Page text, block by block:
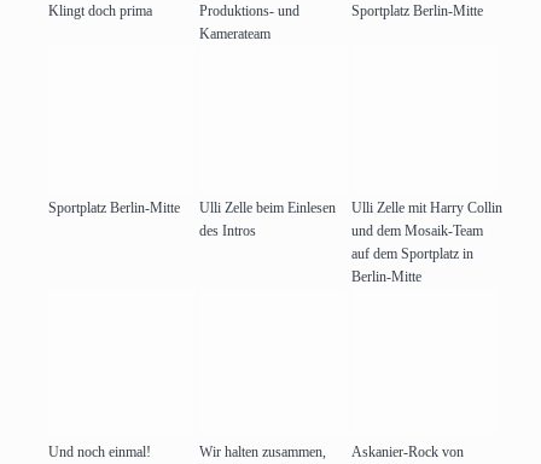
Klingt doch prima
Produktions- und
Kamerateam
Sportplatz Berlin-Mitte
Sportplatz Berlin-Mitte
Ulli Zelle beim Einlesen
des Intros
Ulli Zelle mit Harry Collin
und dem Mosaik-Team
auf dem Sportplatz in
Berlin-Mitte
Und noch einmal!
Wir halten zusammen,
Askanier-Rock von